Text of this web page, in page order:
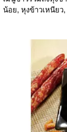
น้อย, หุงข้าวเหนีย